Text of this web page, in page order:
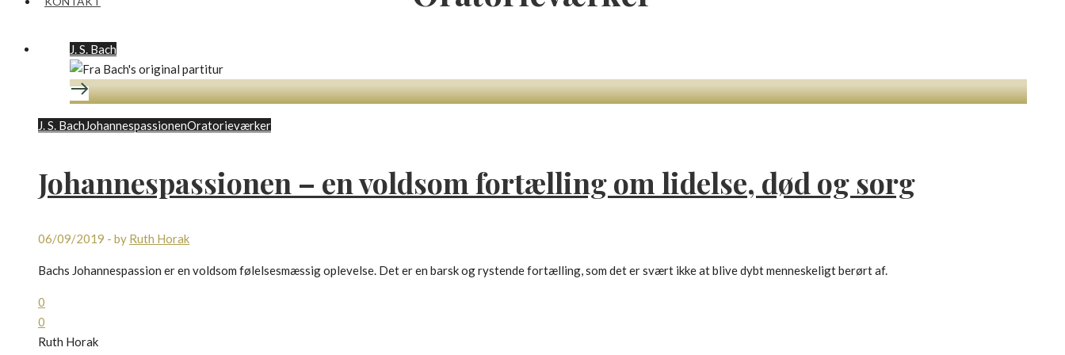
J. S. Bach
J. S. BachJohannespassionenOratorieværker
Johannespassionen – en voldsom fortælling om lidelse, død og sorg
06/09/2019 - by Ruth Horak
Bachs Johannespassion er en voldsom følelsesmæssig oplevelse. Det er en barsk og rystende fortælling, som det er svært ikke at blive dybt menneskeligt berørt af.
0
0
Ruth Horak